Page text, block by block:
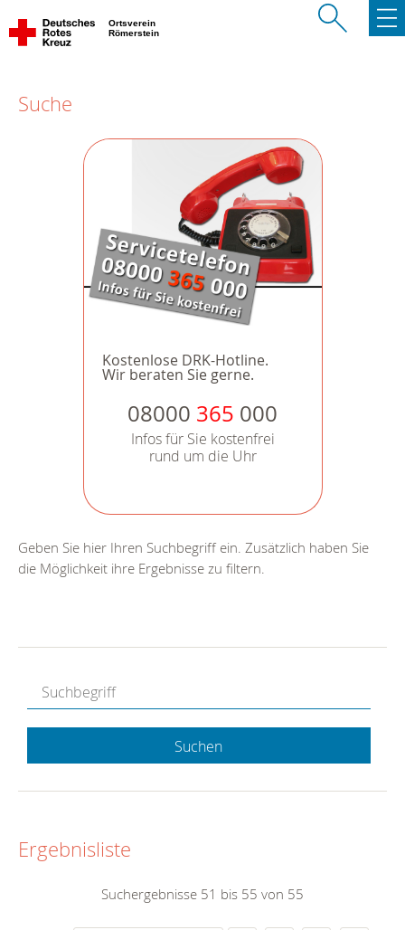
Ortsverein
Römerstein
Suche
Kostenlose DRK-Hotline.
Wir beraten Sie gerne.
08000 365 000
Infos für Sie kostenfrei
rund um die Uhr
Geben Sie hier Ihren Suchbegriff ein. Zusätzlich haben Sie
die Möglichkeit ihre Ergebnisse zu filtern.
Suchen
Ergebnisliste
Suchergebnisse 51 bis 55 von 55